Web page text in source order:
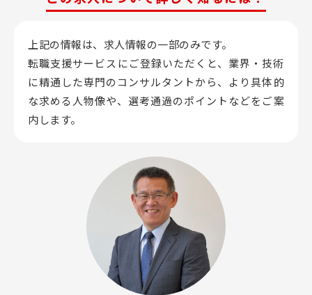
上記の情報は、求人情報の一部のみです。
転職支援サービスにご登録いただくと、業界・技術
に精通した専門のコンサルタントから、 より具体的
な求める人物像や、選考通過のポイントなどをご案
内します。